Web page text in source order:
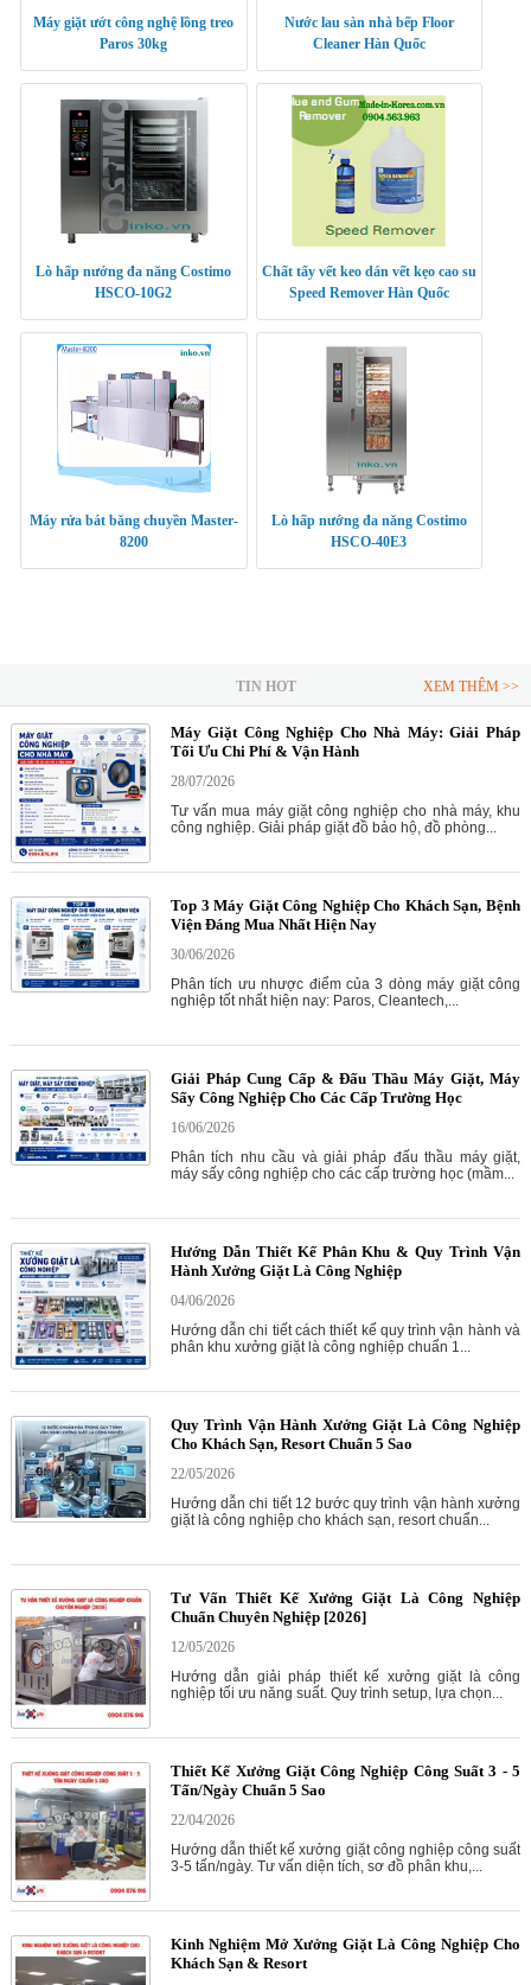
Máy giặt ướt công nghệ lồng treo
Paros 30kg
Nước lau sàn nhà bếp Floor
Cleaner Hàn Quốc
Lò hấp nướng đa năng Costimo
HSCO-10G2
Chất tẩy vết keo dán vết kẹo cao su
Speed Remover Hàn Quốc
Máy rửa bát băng chuyền Master-
8200
Lò hấp nướng đa năng Costimo
HSCO-40E3
TIN HOT XEM THÊM >>
Máy Giặt Công Nghiệp Cho Nhà Máy: Giải Pháp
Tối Ưu Chi Phí & Vận Hành
28/07/2026
Tư vấn mua máy giặt công nghiệp cho nhà máy, khu
công nghiệp. Giải pháp giặt đồ bảo hộ, đồ phòng...
Top 3 Máy Giặt Công Nghiệp Cho Khách Sạn, Bệnh
Viện Đáng Mua Nhất Hiện Nay
30/06/2026
Phân tích ưu nhược điểm của 3 dòng máy giặt công
nghiệp tốt nhất hiện nay: Paros, Cleantech,...
Giải Pháp Cung Cấp & Đấu Thầu Máy Giặt, Máy
Sấy Công Nghiệp Cho Các Cấp Trường Học
16/06/2026
Phân tích nhu cầu và giải pháp đấu thầu máy giặt,
máy sấy công nghiệp cho các cấp trường học (mầm...
Hướng Dẫn Thiết Kế Phân Khu & Quy Trình Vận
Hành Xưởng Giặt Là Công Nghiệp
04/06/2026
Hướng dẫn chi tiết cách thiết kế quy trình vận hành và
phân khu xưởng giặt là công nghiệp chuẩn 1...
Quy Trình Vận Hành Xưởng Giặt Là Công Nghiệp
Cho Khách Sạn, Resort Chuẩn 5 Sao
22/05/2026
Hướng dẫn chi tiết 12 bước quy trình vận hành xưởng
giặt là công nghiệp cho khách sạn, resort chuẩn...
Tư Vấn Thiết Kế Xưởng Giặt Là Công Nghiệp
Chuẩn Chuyên Nghiệp [2026]
12/05/2026
Hướng dẫn giải pháp thiết kế xưởng giặt là công
nghiệp tối ưu năng suất. Quy trình setup, lựa chọn...
Thiết Kế Xưởng Giặt Công Nghiệp Công Suất 3 - 5
Tấn/Ngày Chuẩn 5 Sao
22/04/2026
Hướng dẫn thiết kế xưởng giặt công nghiệp công suất
3-5 tấn/ngày. Tư vấn diện tích, sơ đồ phân khu,...
Kinh Nghiệm Mở Xưởng Giặt Là Công Nghiệp Cho
Khách Sạn & Resort